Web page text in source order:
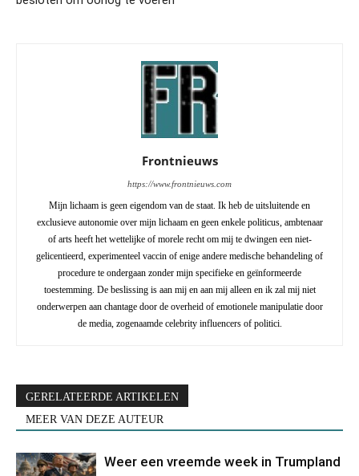
Frontnieuws
https://www.frontnieuws.com
Mijn lichaam is geen eigendom van de staat. Ik heb de uitsluitende en
exclusieve autonomie over mijn lichaam en geen enkele politicus, ambtenaar
of arts heeft het wettelijke of morele recht om mij te dwingen een niet-
gelicentieerd, experimenteel vaccin of enige andere medische behandeling of
procedure te ondergaan zonder mijn specifieke en geïnformeerde
toestemming. De beslissing is aan mij en aan mij alleen en ik zal mij niet
onderwerpen aan chantage door de overheid of emotionele manipulatie door
de media, zogenaamde celebrity influencers of politici.
GERELATEERDE ARTIKELEN
MEER VAN DEZE AUTEUR
Weer een vreemde week in Trumpland